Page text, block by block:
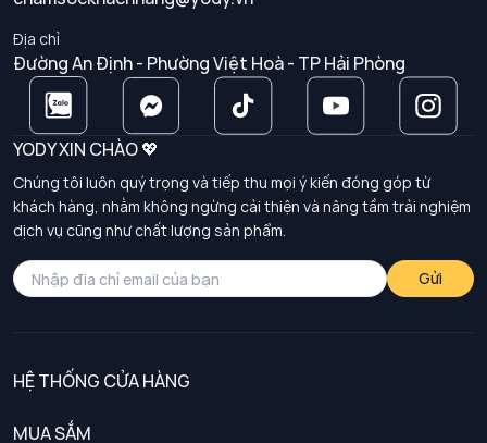
Địa chỉ
Đường An Định - Phường Việt Hoà - TP Hải Phòng
YODY XIN CHÀO 💖
Chúng tôi luôn quý trọng và tiếp thu mọi ý kiến đóng góp từ
khách hàng, nhằm không ngừng cải thiện và nâng tầm trải nghiệm
dịch vụ cũng như chất lượng sản phẩm.
Gửi
HỆ THỐNG CỬA HÀNG
MUA SẮM